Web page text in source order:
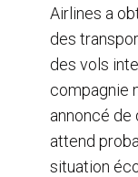
Airlines a
des
des vols
compagnie
annoncé
attend
situation